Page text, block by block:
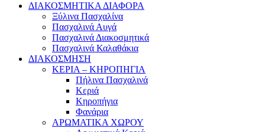
ΔΙΑΚΟΣΜΗΤΙΚΑ ΔΙΑΦΟΡΑ
Ξύλινα Πασχαλίνα
Πασχαλινά Αυγά
Πασχαλινά Διακοσμητικά
Πασχαλινά Καλαθάκια
ΔΙΑΚΟΣΜΗΣΗ
ΚΕΡΙΑ – ΚΗΡΟΠΗΓΙΑ
Πήλινα Πασχαλινά
Κεριά
Κηροπήγια
Φανάρια
ΑΡΩΜΑΤΙΚΑ ΧΩΡΟΥ